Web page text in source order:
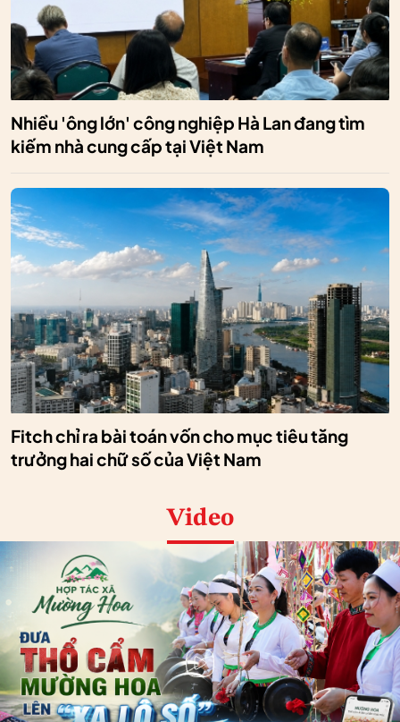
Nhiều 'ông lớn' công nghiệp Hà Lan đang tìm
kiếm nhà cung cấp tại Việt Nam
Fitch chỉ ra bài toán vốn cho mục tiêu tăng
trưởng hai chữ số của Việt Nam
Video